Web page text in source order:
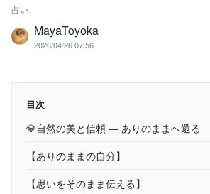
占い
MayaToyoka
2026/04/26 07:56
目次
💎自然の美と信頼 ― ありのままへ還る
【ありのままの自分】
【思いをそのまま伝える】